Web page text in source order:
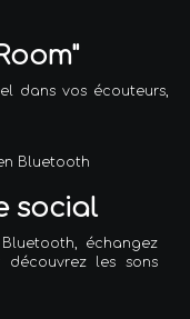
dans vos écouteurs,
social
échangez
les sons